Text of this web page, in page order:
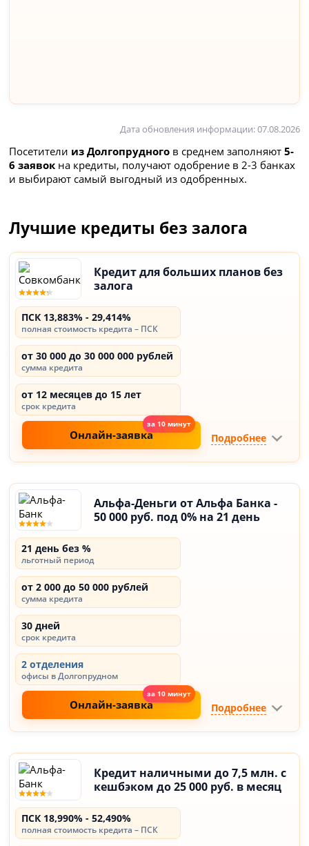
Дата обновления информации: 07.08.2026
Посетители из Долгопрудного в среднем заполняют5-
6 заявок на кредиты, получают одобрение в 2-3 банках
и выбирают самый выгодный из одобренных.
Лучшие кредиты без залога
Кредит для больших планов без
залога
ПСК 13,883% - 29,414%
полная стоимость кредита – ПСК
от 30 000 до 30 000 000 рублей
сумма кредита
от 12 месяцев до 15 лет
срок кредита
Онлайн-заявка Подробнее
Альфа-Деньги от Альфа Банка -
50 000 руб. под 0% на 21 день
21 день без %
льготный период
от 2 000 до 50 000 рублей
сумма кредита
30 дней
срок кредита
2 отделения
офисы в Долгопрудном
Онлайн-заявка Подробнее
Кредит наличными до 7,5 млн. с
кешбэком до 25 000 руб. в месяц
ПСК 18,990% - 52,490%
полная стоимость кредита – ПСК